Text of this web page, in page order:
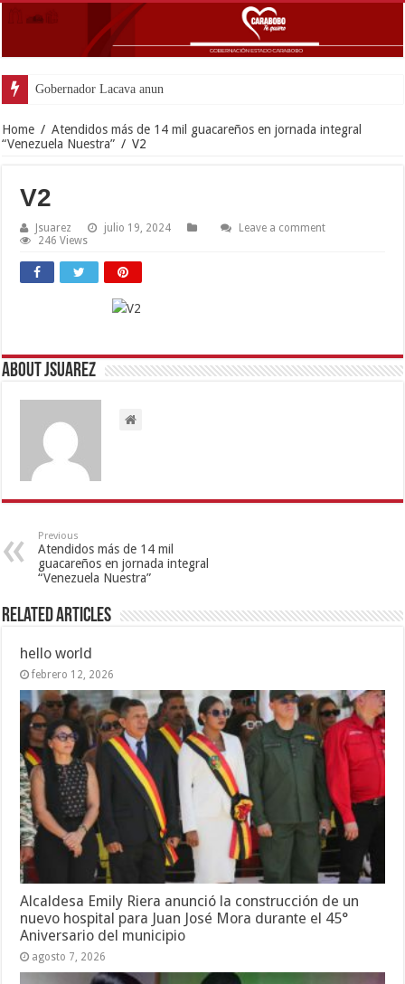
Gobernador Lacava anunció colocación d
Home / Atendidos más de 14 mil guacareños en jornada integral
“Venezuela Nuestra” / V2
V2
Jsuarez julio 19, 2024
Leave a comment
246 Views
About Jsuarez
Previous
Atendidos más de 14 mil
guacareños en jornada integral
“Venezuela Nuestra”
Related Articles
hello world
febrero 12, 2026
Alcaldesa Emily Riera anunció la construcción de un
nuevo hospital para Juan José Mora durante el 45°
Aniversario del municipio
agosto 7, 2026